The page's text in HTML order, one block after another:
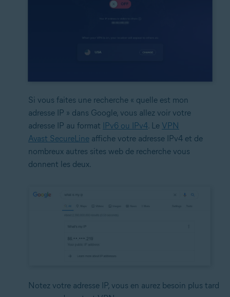
Si vous faites une recherche « quelle est mon
adresse IP » dans Google, vous allez voir votre
adresse IP au format IPv6 ou IPv4. Le VPN
Avast SecureLine affiche votre adresse IPv4 et de
nombreux autres sites web de recherche vous
donnent les deux.
Notez votre adresse IP, vous en aurez besoin plus tard